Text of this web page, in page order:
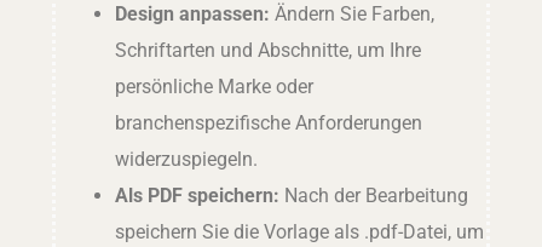
Design anpassen: Ändern Sie Farben,
Schriftarten und Abschnitte, um Ihre
persönliche Marke oder
branchenspezifische Anforderungen
widerzuspiegeln.
Als PDF speichern: Nach der Bearbeitung
speichern Sie die Vorlage als .pdf-Datei, um